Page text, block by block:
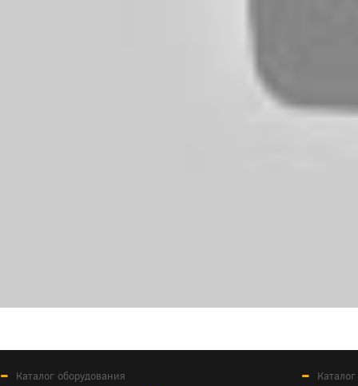
Каталог оборудования